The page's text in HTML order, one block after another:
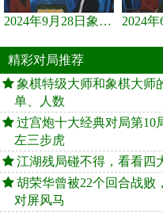
2024年9月28日象棋世界栏目，刘君、蒋川讲解了第九届杨官璘杯象棋...
精彩对局推荐
象棋特级大师和象棋大师
单、人数
过宫炮十大经典对局第10
左三步虎
江湖残局碰不得，看看四
胡荣华曾被22个回合战败
对屏风马